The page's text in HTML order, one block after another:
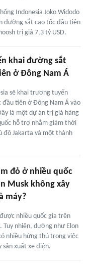
Indonesia Joko Widodo
đường sắt cao tốc đầu tiên
trị giá 7,3 tỷ USD.
khai đường sắt
ở Đông Nam Á
sẽ khai trương tuyến
tiên ở Đông Nam Á vào
là một dự án trị giá hàng
hỗ trợ nhằm giảm thời
đô Jakarta và một thành
đỏ ở nhiều quốc
Musk không xây
máy?
nhiều quốc gia trên
nhiên, dường như Elon
nhiều hứng thú trong việc
sản xuất xe điện.